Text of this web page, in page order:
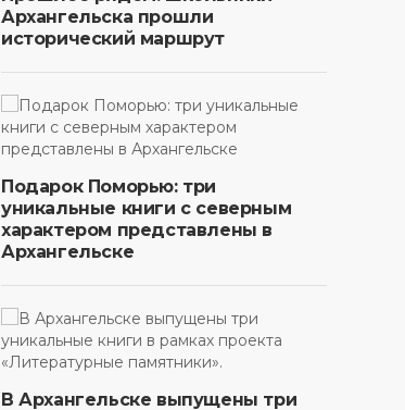
Архангельска прошли
исторический маршрут
Подарок Поморью: три
уникальные книги с северным
характером представлены в
Архангельске
В Архангельске выпущены три